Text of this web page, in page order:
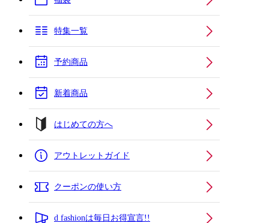
特集一覧
予約商品
新着商品
はじめての方へ
アウトレットガイド
クーポンの使い方
d fashionは毎日お得宣言!!